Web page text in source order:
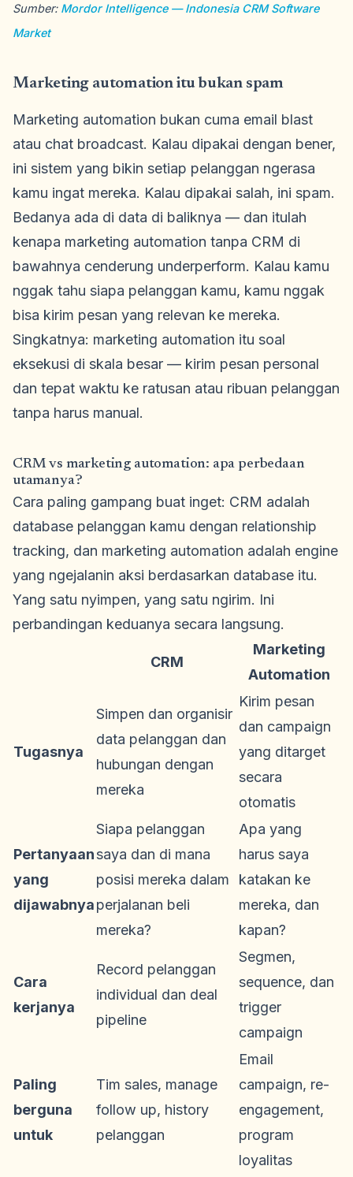
Sumber: Mordor Intelligence — Indonesia CRM Software
Market
Marketing automation itu bukan spam
Marketing automation bukan cuma email blast
atau chat broadcast. Kalau dipakai dengan bener,
ini sistem yang bikin setiap pelanggan ngerasa
kamu ingat mereka. Kalau dipakai salah, ini spam.
Bedanya ada di data di baliknya — dan itulah
kenapa marketing automation tanpa CRM di
bawahnya cenderung underperform. Kalau kamu
nggak tahu siapa pelanggan kamu, kamu nggak
bisa kirim pesan yang relevan ke mereka.
Singkatnya: marketing automation itu soal
eksekusi di skala besar — kirim pesan personal
dan tepat waktu ke ratusan atau ribuan pelanggan
tanpa harus manual.
CRM vs marketing automation: apa perbedaan
utamanya?
Cara paling gampang buat inget: CRM adalah
database pelanggan kamu dengan relationship
tracking, dan marketing automation adalah engine
yang ngejalanin aksi berdasarkan database itu.
Yang satu nyimpen, yang satu ngirim. Ini
perbandingan keduanya secara langsung.
CRM
Marketing
Automation
Tugasnya
Simpen dan organisir
data pelanggan dan
hubungan dengan
mereka
Kirim pesan
dan campaign
yang ditarget
secara
otomatis
Pertanyaan
yang
dijawabnya
Siapa pelanggan
saya dan di mana
posisi mereka dalam
perjalanan beli
mereka?
Apa yang
harus saya
katakan ke
mereka, dan
kapan?
Cara
kerjanya
Record pelanggan
individual dan deal
pipeline
Segmen,
sequence, dan
trigger
campaign
Paling
berguna
untuk
Tim sales, manage
follow up, history
pelanggan
Email
campaign, re-
engagement,
program
loyalitas